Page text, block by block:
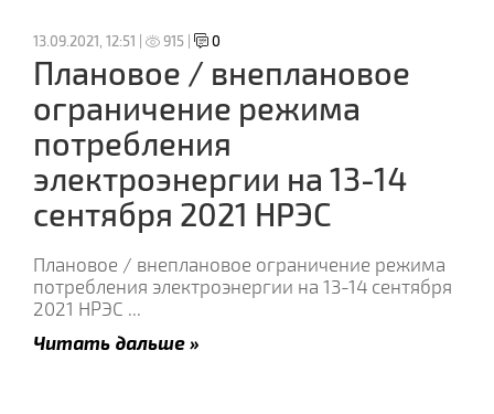
13.09.2021, 12:51 | 915 | 0
Плановое / внеплановое
ограничение режима
потребления
электроэнергии на 13-14
сентября 2021 НРЭС
Плановое / внеплановое ограничение режима
потребления электроэнергии на 13-14 сентября
2021 НРЭС ...
Читать дальше »